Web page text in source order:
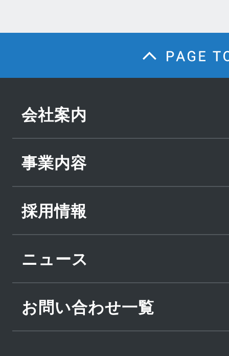
会社案内
事業内容
採用情報
ニュース
お問い合わせ一覧